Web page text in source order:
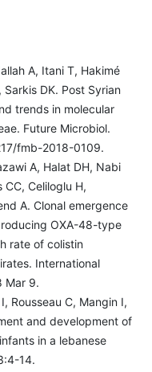
A, Itani T, Hakimé
Sarkis DK. Post Syrian
trends in molecular
Future Microbiol.
fmb-2018-0109.
A, Halat DH, Nabi
CC, Celiloglu H,
A. Clonal emergence
OXA-48-type
rate of colistin
International
Mar 9.
Rousseau C, Mangin I,
and development of
in a lebanese
14.